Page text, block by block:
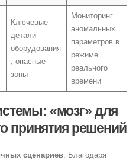
Ключевые
детали
оборудования
, опасные
зоны
Мониторинг
аномальных
параметров в
режиме
реального
времени
«мозг» для
принятия решений
сценариев: Благодаря